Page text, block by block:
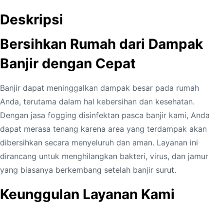
Deskripsi
Bersihkan Rumah dari Dampak
Banjir dengan Cepat
Banjir dapat meninggalkan dampak besar pada rumah
Anda, terutama dalam hal kebersihan dan kesehatan.
Dengan jasa fogging disinfektan pasca banjir kami, Anda
dapat merasa tenang karena area yang terdampak akan
dibersihkan secara menyeluruh dan aman. Layanan ini
dirancang untuk menghilangkan bakteri, virus, dan jamur
yang biasanya berkembang setelah banjir surut.
Keunggulan Layanan Kami